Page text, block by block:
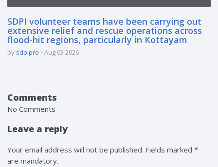
SDPI volunteer teams have been carrying out
extensive relief and rescue operations across
flood-hit regions, particularly in Kottayam
by sdpipro Aug 03 2026
Comments
No Comments
Leave a reply
Your email address will not be published. Fields marked *
are mandatory.